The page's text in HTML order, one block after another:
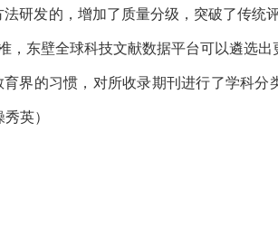
发的，增加了质量分级，突破了传统
东壁全球科技文献数据平台可以遴选出
的习惯，对所收录期刊进行了学科分
英）